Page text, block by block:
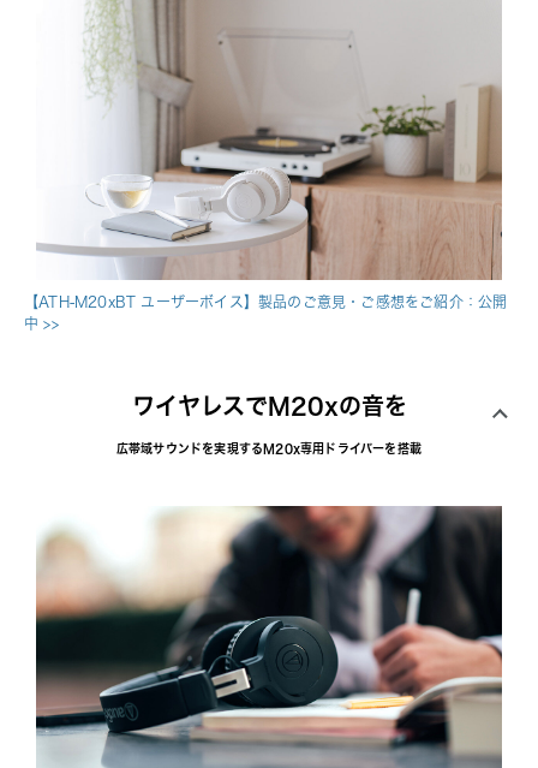
【ATH-M20xBT ユーザーボイス】製品のご意見・ご感想をご紹介：公開
中 >>
ワイヤレスでM20xの音を
広帯域サウンドを実現するM20x専用ドライバーを搭載